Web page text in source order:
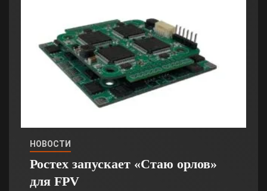
НОВОСТИ
Ростех запускает «Стаю орлов»
для FPV